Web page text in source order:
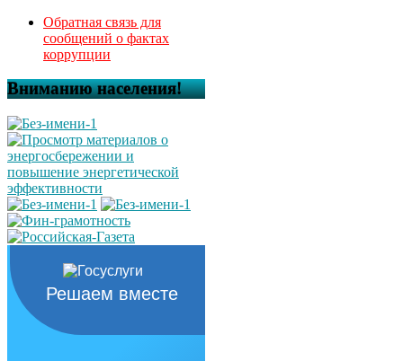
Обратная связь для
сообщений о фактах
коррупции
Вниманию населения!
Решаем вместе